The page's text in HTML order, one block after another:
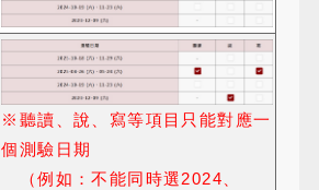
※聽讀、說、寫等項目只能對應一
個測驗日期
（例如：不能同時選2024、